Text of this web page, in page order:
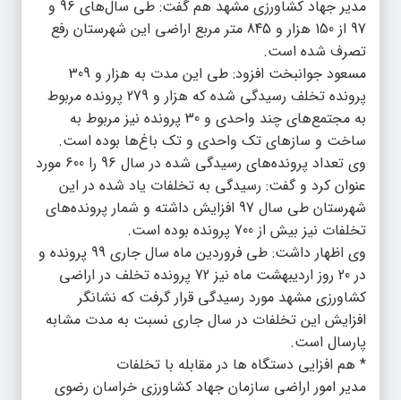
مدیر جهاد کشاورزی مشهد هم گفت: طی سال‌های 96 و
97 از 150 هزار و 845 متر مربع اراضی این شهرستان رفع
تصرف شده است.
مسعود جوانبخت افزود: طی این مدت به هزار و 309
پرونده تخلف رسیدگی شده که هزار و 279 پرونده مربوط
به مجتمع‌های چند واحدی و 30 پرونده نیز مربوط به
ساخت و سازهای تک واحدی و تک باغ‌ها بوده است.
وی تعداد پرونده‌های رسیدگی شده در سال 96 را 600 مورد
عنوان کرد و گفت: رسیدگی به تخلفات یاد شده در این
شهرستان طی سال 97 افزایش داشته و شمار پرونده‌های
تخلفات نیز بیش از 700 پرونده بوده است.
وی اظهار داشت: طی فروردین ماه سال جاری 99 پرونده و
در 20 روز اردیبهشت ماه نیز 72 پرونده تخلف در اراضی
کشاورزی مشهد مورد رسیدگی قرار گرفت که نشانگر
افزایش این تخلفات در سال جاری نسبت به مدت مشابه
پارسال است.
* هم افزایی دستگاه ها در مقابله با تخلفات
مدیر امور اراضی سازمان جهاد کشاورزی خراسان رضوی